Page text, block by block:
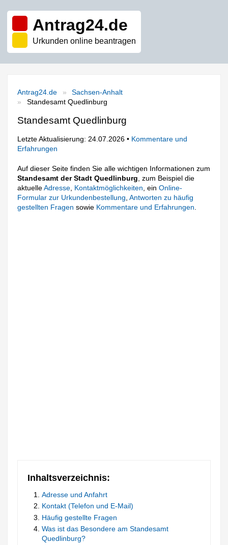
Antrag24.de
Urkunden online beantragen
Antrag24.de
Sachsen-Anhalt
Standesamt Quedlinburg
Standesamt Quedlinburg
Letzte Aktualisierung: 24.07.2026 • Kommentare und
Erfahrungen
Auf dieser Seite finden Sie alle wichtigen Informationen zum
Standesamt der Stadt Quedlinburg , zum Beispiel die
aktuelleAdresse Kontaktmöglichkeiten , einOnline-
Formular zur Urkundenbestellung ,Antworten zu häufig
gestellten Fragen sowie Kommentare und Erfahrungen
Inhaltsverzeichnis:
Adresse und Anfahrt
Kontakt (Telefon und E-Mail)
Häufig gestellte Fragen
Was ist das Besondere am Standesamt
Quedlinburg?